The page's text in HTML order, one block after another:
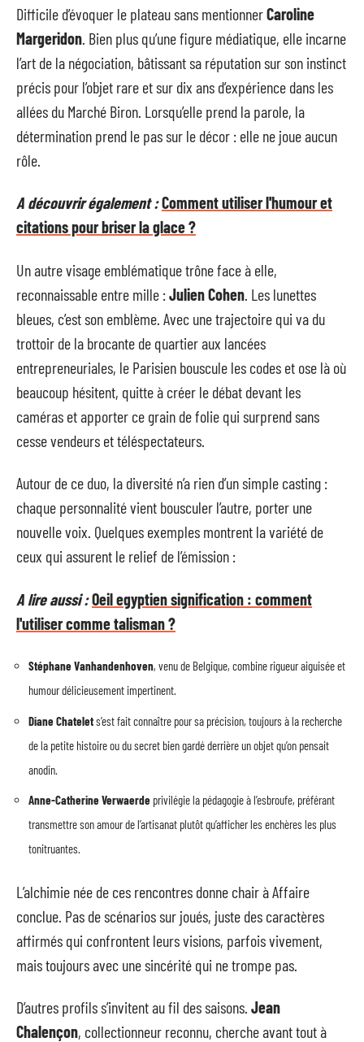
Difficile d’évoquer le plateau sans mentionnerCaroline
Margeridon . Bien plus qu’une figure médiatique, elle incarne
l’art de la négociation, bâtissant sa réputation sur son instinct
précis pour l’objet rare et sur dix ans d’expérience dans les
allées du Marché Biron. Lorsqu’elle prend la parole, la
détermination prend le pas sur le décor : elle ne joue aucun
rôle.
A découvrir également :Comment utiliser l'humour et
citations pour briser la glace ?
Un autre visage emblématique trône face à elle,
reconnaissable entre mille :Julien Cohen . Les lunettes
bleues, c’est son emblème. Avec une trajectoire qui va du
trottoir de la brocante de quartier aux lancées
entrepreneuriales, le Parisien bouscule les codes et ose là où
beaucoup hésitent, quitte à créer le débat devant les
caméras et apporter ce grain de folie qui surprend sans
cesse vendeurs et téléspectateurs.
Autour de ce duo, la diversité n’a rien d’un simple casting :
chaque personnalité vient bousculer l’autre, porter une
nouvelle voix. Quelques exemples montrent la variété de
ceux qui assurent le relief de l’émission :
A lire aussi :Oeil egyptien signification : comment
l'utiliser comme talisman ?
Stéphane Vanhandenhoven, venu de Belgique, combine rigueur aiguisée et
humour délicieusement impertinent.
Diane Chatelets’est fait connaître pour sa précision, toujours à la recherche
de la petite histoire ou du secret bien gardé derrière un objet qu’on pensait
anodin.
Anne-Catherine Verwaerde privilégie la pédagogie à l’esbroufe, préférant
transmettre son amour de l’artisanat plutôt qu’afficher les enchères les plus
tonitruantes.
L’alchimie née de ces rencontres donne chair à Affaire
conclue. Pas de scénarios sur joués, juste des caractères
affirmés qui confrontent leurs visions, parfois vivement,
mais toujours avec une sincérité qui ne trompe pas.
D’autres profils s’invitent au fil des saisons. Jean
Chalençon, collectionneur reconnu, cherche avant tout à